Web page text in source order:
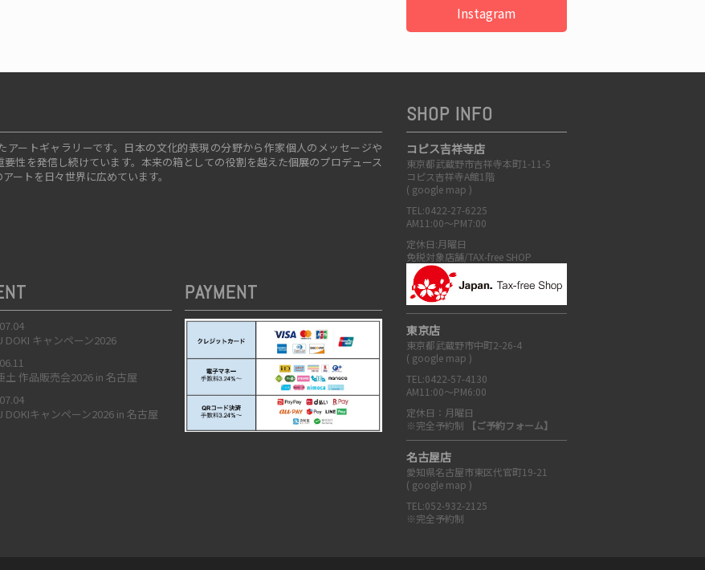
Instagram
アートギャラリーです。日本の文化的表現の分野から作家個人のメッセージや
性を発信し続けています。本来の箱としての役割を越えた個展のプロデュース
ートを日々世界に広めています。
DOKI キャンペーン2026
土 作品販売会2026 in 名古屋
DOKIキャンペーン2026 in 名古屋
PAYMENT
SHOP INFO
コピス吉祥寺店
東京都武蔵野市吉祥寺本町1-11-5
コピス吉祥寺A館1階
( google map )
TEL:0422-27-6225
AM11:00～PM7:00
定休日:月曜日
免税対象店舗/TAX-free SHOP
東京店
東京都武蔵野市中町2-26-4
( google map )
TEL:0422-57-4130
AM11:00～PM6:00
定休日：月曜日
※完全予約制
【ご予約フォーム】
名古屋店
愛知県名古屋市東区代官町19-21
( google map )
TEL:052-932-2125
※完全予約制